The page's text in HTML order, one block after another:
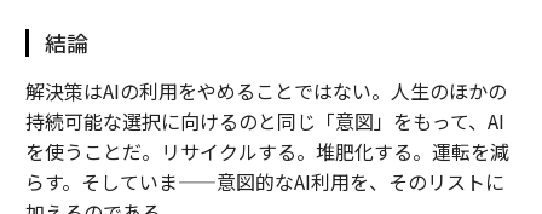
結論
解決策はAIの利用をやめることではない。人生のほかの
持続可能な選択に向けるのと同じ「意図」をもって、AI
を使うことだ。リサイクルする。堆肥化する。運転を減
らす。そしていま——意図的なAI利用を、そのリストに